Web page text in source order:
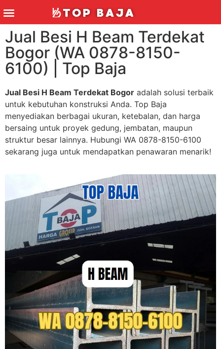
Jual Besi H Beam Terdekat
Bogor (WA 0878-8150-
6100) | Top Baja
Jual Besi H Beam Terdekat Bogor adalah solusi terbaik
untuk kebutuhan konstruksi Anda. Top Baja
menyediakan berbagai ukuran, ketebalan, dan harga
bersaing untuk proyek gedung, jembatan, maupun
struktur besar lainnya. Hubungi WA 0878-8150-6100
sekarang juga untuk mendapatkan penawaran menarik!